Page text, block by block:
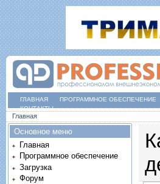
ГЛАВНАЯ ПРОГРАММНОЕ ОБЕСПЕЧЕНИЕ
КОНТАКТЫ
Вы здесь
Главная
Основное меню
Главная
Программное обеспечение
Загрузка
Форум